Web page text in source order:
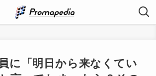
に「明日から来なくてい